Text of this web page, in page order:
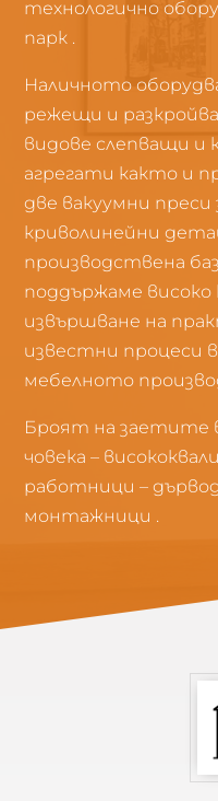
технологично
парк .
Наличното
режещи и
видове слепващи
агрегати както и
две вакуумни преси
криволинейни
производствена
поддържаме високо
извършване на
известни процеси
мебелното
Броят на заетите
човека –
работници –
монтажници .